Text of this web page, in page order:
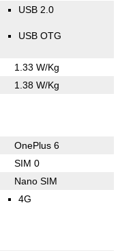
USB 2.0
USB OTG
1.33 W/Kg
1.38 W/Kg
OnePlus 6
SIM 0
Nano SIM
4G